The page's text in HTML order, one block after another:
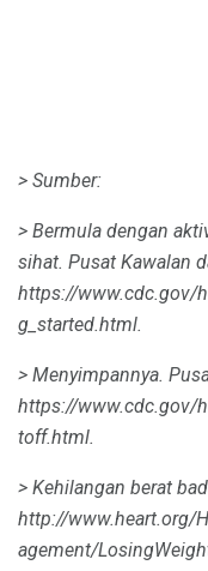
> Sumber:
> Bermula dengan
sihat. Pusat Kawalan
https://www.cdc.gov/
g_started.html.
> Menyimpannya.
https://www.cdc.gov/
toff.html.
> Kehilangan berat
http://www.heart.org/
agement/